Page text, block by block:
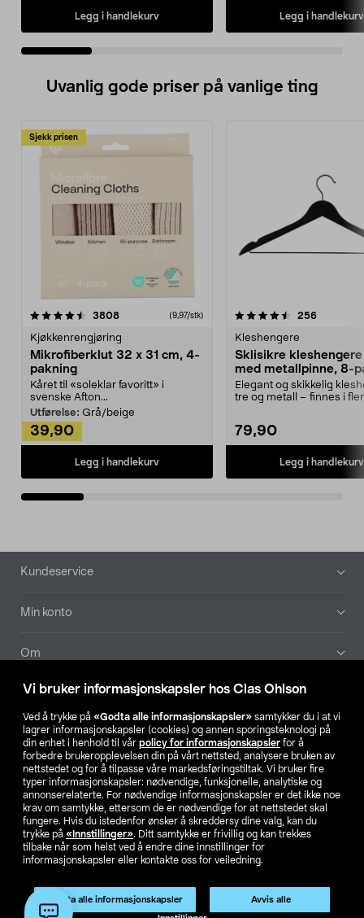
Vi bruker informasjonskapsler hos Clas Ohlson
Ved å trykke på «Godta alle informasjonskapsler» samtykker du i at vi
lagrer informasjonskapsler (cookies) og annen sporingsteknologi på
din enhet i henhold til vår policy for informasjonskapsler for å
forbedre brukeropplevelsen din på vårt nettsted, analysere bruken av
nettstedet og for å tilpasse våre markedsføringstiltak. Vi bruker fire
typer informasjonskapsler: nødvendige, funksjonelle, analytiske og
annonserelaterte. For nødvendige informasjonskapsler er det ikke noe
krav om samtykke, ettersom de er nødvendige for at nettstedet skal
fungere. Hvis du istedenfor ønsker å skreddersy dine valg, kan du
trykke på «Innstillinger». Ditt samtykke er frivillig og kan trekkes
tilbake når som helst ved å endre dine innstillinger for
informasjonskapsler eller kontakte oss for veiledning.
Godta alle informasjonskapsler Avvis alle
Legg i handlekurv Legg i handlekurv
Uvanlig gode priser på vanlige ting
Sjekk prisen
3808anmeldelser(9,97/stk)
Kjøkkenrengjøring
Mikrofiberklut 32 x 31 cm, 4-
pakning
Kåret til «soleklar favoritt» i
svenske Afton...
Utførelse: Grå/beige
39,90
Legg i handlekurv
4.5av 5 stjerner 256
Kleshengere
Sklisikre
med metallpinne, 8-
Elegant og skikkelig
tre og metall – finnes i
79,90
Legg i handlekurv
4.5av 5 stjerner
Bunntekst
Kundeservice
Min konto
Om
Aktuelt
Våre selskaper
Finn din butikk
SE NO FI